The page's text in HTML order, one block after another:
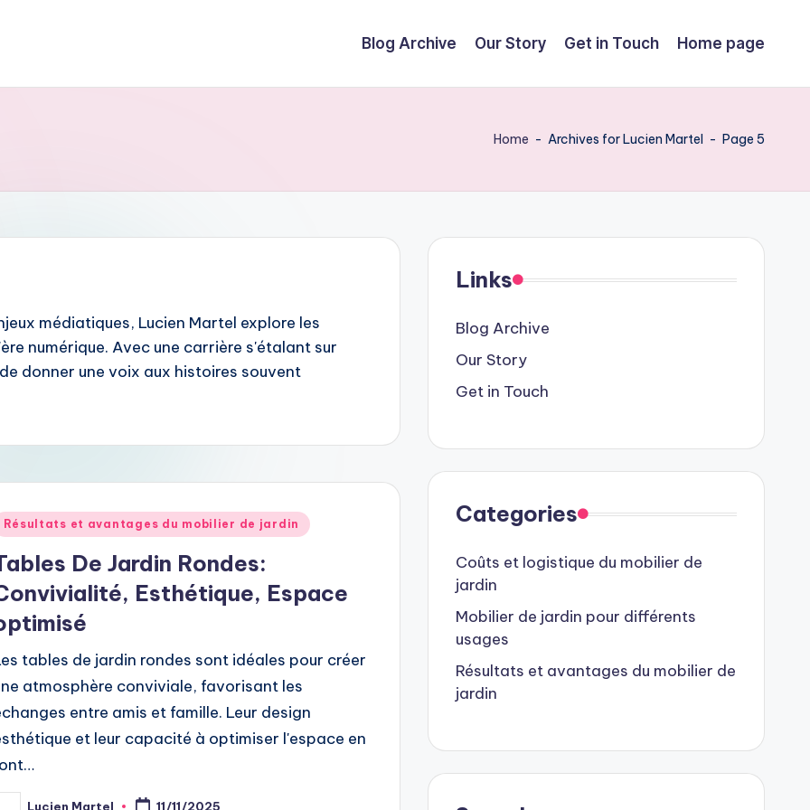
Blog Archive Our Story Get in Touch Home page
Home - Archives for Lucien Martel - Page 5
médiatiques, Lucien Martel explore les
numérique. Avec une carrière s'étalant sur
donner une voix aux histoires souvent
Résultats et avantages du mobilier de jardin
De Jardin Rondes:
Esthétique, Espace
tables de jardin rondes sont idéales pour créer
atmosphère conviviale, favorisant les
entre amis et famille. Leur design
et leur capacité à optimiser l'espace en
Lucien Martel 11/11/2025
Links
Blog Archive
Our Story
Get in Touch
Categories
Coûts et logistique du mobilier de
jardin
Mobilier de jardin pour différents
usages
Résultats et avantages du mobilier de
jardin